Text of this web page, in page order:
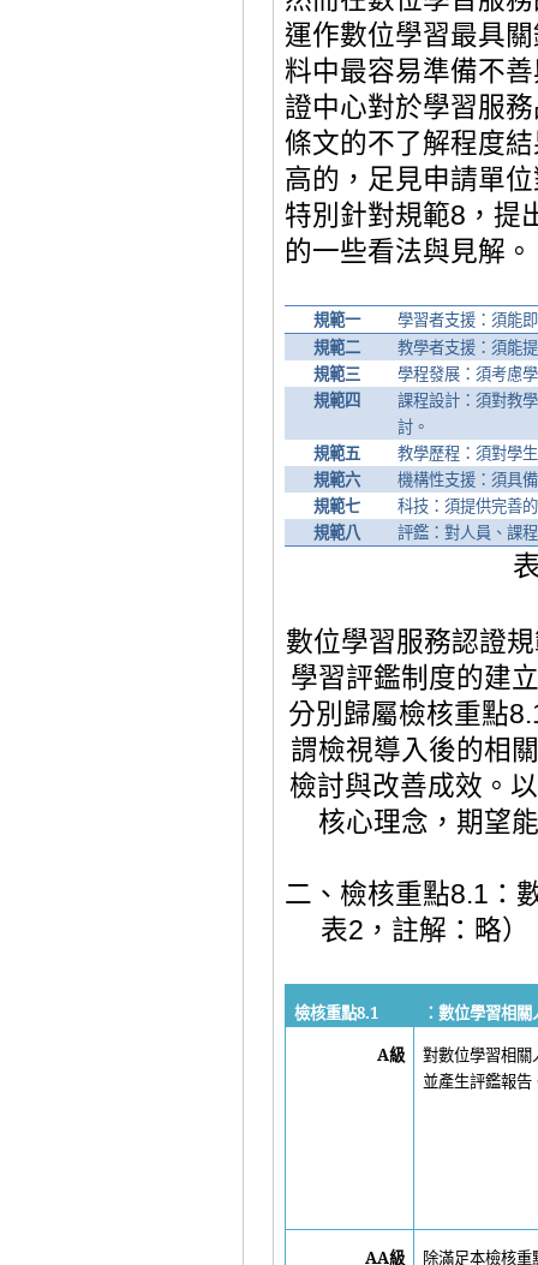
運作數位學習最具
料中最容易準備不
證中心對於學習服
條文的不了解程度
高的，足見申請單
特別針對規範8 ，提
的一些看法與見解。
規範一
學習者支援：須能
規範二
教學者支援：須能
規範三
學程發展：須考慮
規範四
課程設計：須對教
討。
規範五
教學歷程：須對學
規範六
機構性支援：須具
規範七
科技：須提供完善
規範八
評鑑：對人員、課
數位學習服務認證
學習評鑑制度的建
分別歸屬檢核重點
謂檢視導入後的相
檢討與改善成效。
核心理念，期望
二、檢核重點8.1 ：
表2 ，註解： 略）
檢核重點8.1
：數位學習相
A級
對數位學習相
並產生評鑑報告
AA級
除滿足本檢核重